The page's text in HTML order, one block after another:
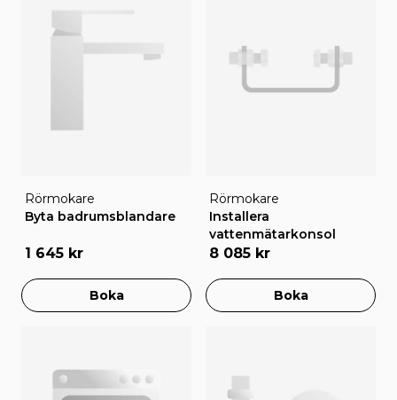
Rörmokare
Byta badrumsblandare
1 645 kr
Boka
Rörmokare
Installera
vattenmätarkonsol
8 085 kr
Boka